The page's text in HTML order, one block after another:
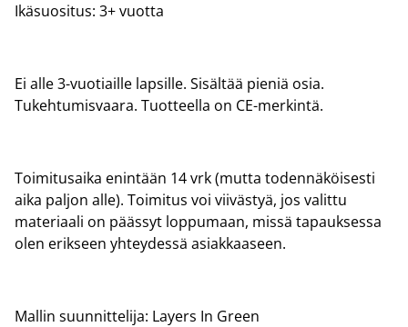
Ikäsuositus: 3+ vuotta
Ei alle 3-vuotiaille lapsille. Sisältää pieniä osia.
Tukehtumisvaara. Tuotteella on CE-merkintä.
Toimitusaika enintään 14 vrk (mutta todennäköisesti
aika paljon alle). Toimitus voi viivästyä, jos valittu
materiaali on päässyt loppumaan, missä tapauksessa
olen erikseen yhteydessä asiakkaaseen.
Mallin suunnittelija: Layers In Green